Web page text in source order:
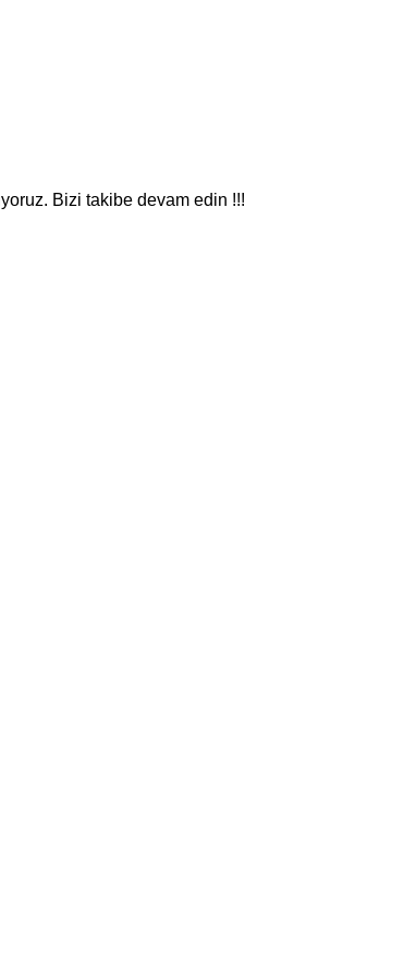
Bizi takibe devam edin !!!